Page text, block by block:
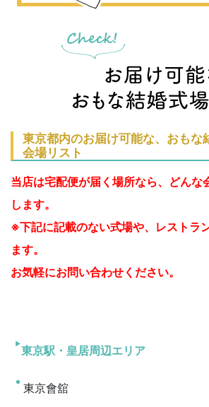
東京都内のお届け可能な、おもな
会場リスト
当店は宅配便が届く場所なら、どんな
します。
※下記に記載のない式場や、レストラ
ます。
お気軽にお問い合わせください。
東京駅・皇居周辺エリア
東京會舘